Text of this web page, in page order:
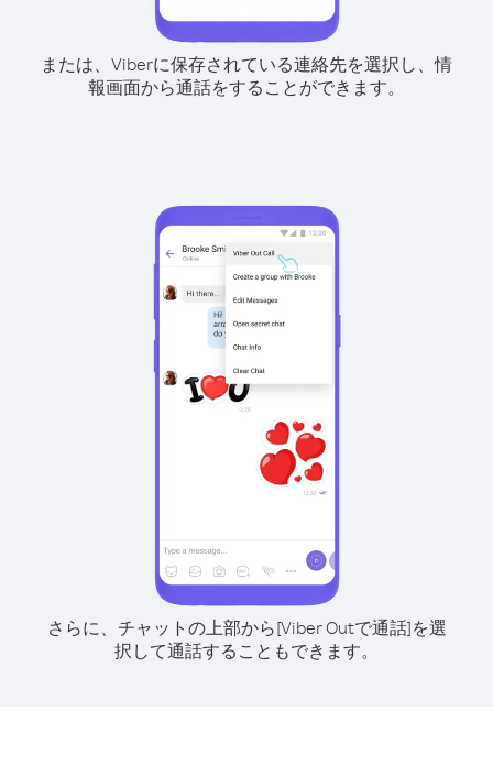
または、Viberに保存されている連絡先を選択し、情
報画面から通話をすることができます。
さらに、チャットの上部から[Viber Outで通話]を選
択して通話することもできます。